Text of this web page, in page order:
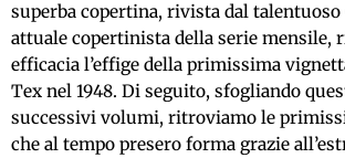
superba copertina, rivista dal talentuoso
attuale copertinista della serie mensile,
efficacia l’effige della primissima
Tex nel 1948. Di seguito, sfogliando
successivi volumi, ritroviamo le
che al tempo presero forma grazie